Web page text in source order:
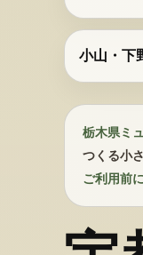
小山・下
栃木県ミ
つくる小
ご利用前